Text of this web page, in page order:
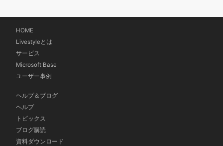
HOME
Livestyleとは
サービス
Microsoft Base
ユーザー事例
ヘルプ＆ブログ
ヘルプ
トピックス
ブログ購読
資料ダウンロード